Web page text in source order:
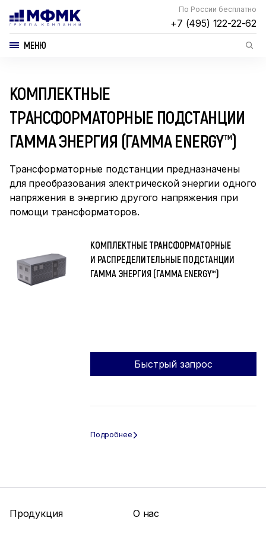
По России бесплатно
+7 (495) 122-22-62
МЕНЮ
КОМПЛЕКТНЫЕ
ТРАНСФОРМАТОРНЫЕ ПОДСТАНЦИИ
ГАММА ЭНЕРГИЯ (ГАММА ENERGY™)
Трансформаторные подстанции предназначены
для преобразования электрической энергии одного
напряжения в энергию другого напряжения при
помощи трансформаторов.
КОМПЛЕКТНЫЕ ТРАНСФОРМАТОРНЫЕ
И РАСПРЕДЕЛИТЕЛЬНЫЕ ПОДСТАНЦИИ
ГАММА ЭНЕРГИЯ (ГАММА ENERGY™)
Быстрый запрос
Продукция
О нас